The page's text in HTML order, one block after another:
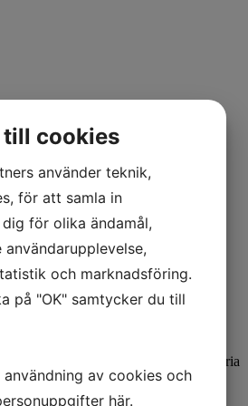
PVC.
ska limmas ihop är rena, torra och fettfria
till cookies
använder teknik,
för att samla in
för olika ändamål,
och marknadsföring.
på "OK" samtycker du till
användning av cookies och
här.